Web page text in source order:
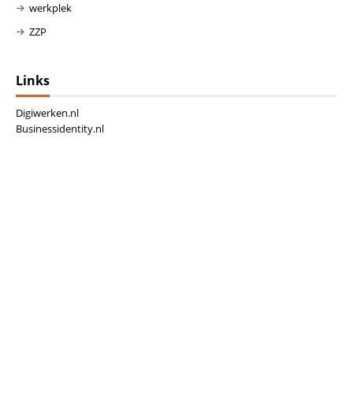
werkplek
ZZP
Links
Digiwerken.nl
Businessidentity.nl